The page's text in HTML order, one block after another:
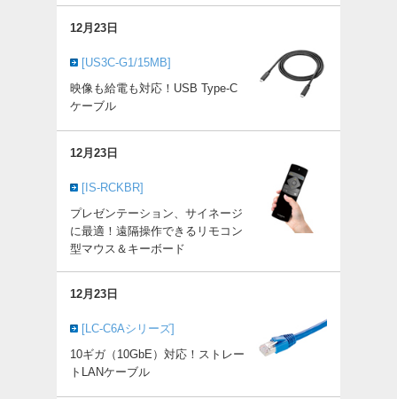
12月23日
[US3C-G1/15MB]
映像も給電も対応！USB Type-C
ケーブル
12月23日
[IS-RCKBR]
プレゼンテーション、サイネージ
に最適！遠隔操作できるリモコン
型マウス＆キーボード
12月23日
[LC-C6Aシリーズ]
10ギガ（10GbE）対応！ストレー
トLANケーブル